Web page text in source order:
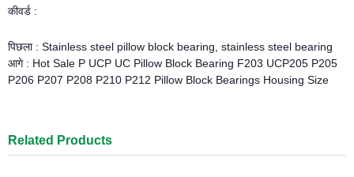
कीवर्ड :
पिछला : Stainless steel pillow block bearing, stainless steel bearing
आगे : Hot Sale P UCP UC Pillow Block Bearing F203 UCP205 P205
P206 P207 P208 P210 P212 Pillow Block Bearings Housing Size
Related Products